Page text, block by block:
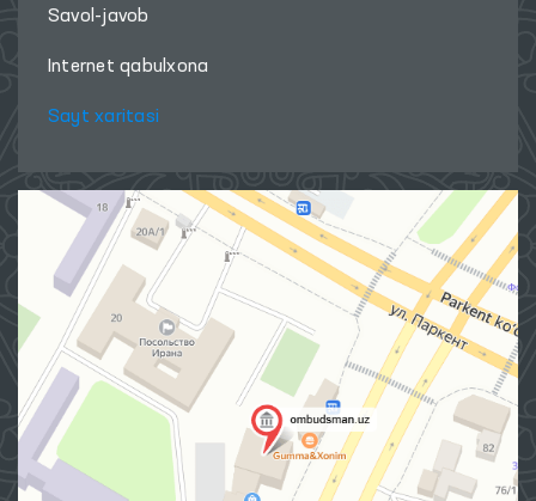
Savol-javob
Internet qabulxona
Sayt xaritasi